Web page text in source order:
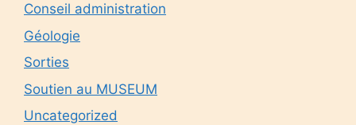
Conseil administration
Géologie
Sorties
Soutien au MUSEUM
Uncategorized